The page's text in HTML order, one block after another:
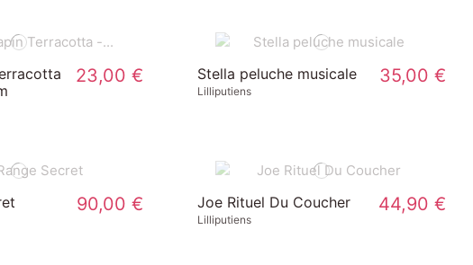
23,00 € Stella peluche musicale
Lilliputiens
35,00 €
90,00 € Joe Rituel Du Coucher
Lilliputiens
44,90 €